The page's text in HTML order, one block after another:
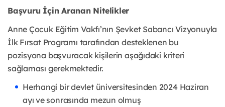
Başvuru İçin Aranan Nitelikler
Anne Çocuk Eğitim Vakfı’nın Şevket Sabancı Vizyonuyla
İlk Fırsat Programı tarafından desteklenen bu
pozisyona başvuracak kişilerin aşağıdaki kriteri
sağlaması gerekmektedir.
Herhangi bir devlet üniversitesinden 2024 Haziran
ayı ve sonrasında mezun olmuş